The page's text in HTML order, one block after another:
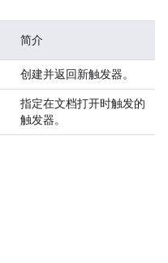
简介
创建并返回新触发器。
指定在文档打开时触发的
触发器。